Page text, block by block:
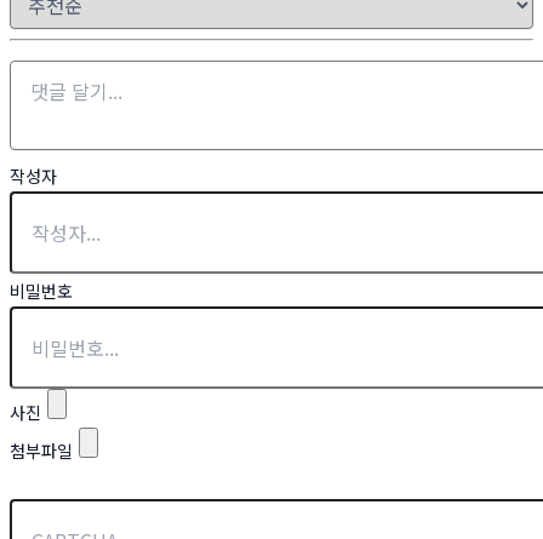
작성자
비밀번호
사진
첨부파일